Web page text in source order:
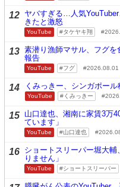
12 ヤバすぎる…人気
きたと激怒
YouTube タケヤキ翔
13 素潜り漁師マサル、フグ
報告
YouTube フグ 2026.08.01
14 くみっきー、シンガポー
YouTube くみっきー
15 山口達也、湘南に家賃3万
ています」
YouTube 山口達也
16 ショートスリーパー堀大
りません」
YouTube ショートスリーパー